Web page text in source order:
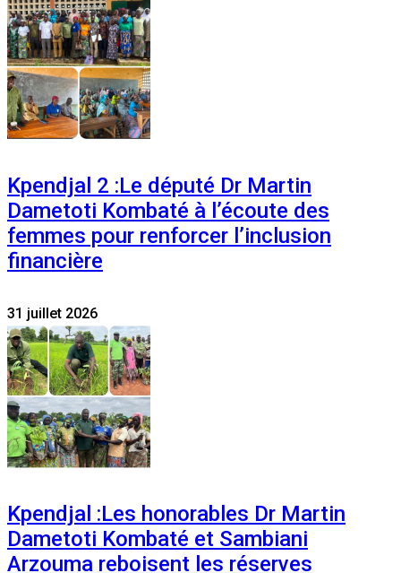
Kpendjal 2 :Le député Dr Martin
Dametoti Kombaté à l’écoute des
femmes pour renforcer l’inclusion
financière
31 juillet 2026
Kpendjal :Les honorables Dr Martin
Dametoti Kombaté et Sambiani
Arzouma reboisent les réserves